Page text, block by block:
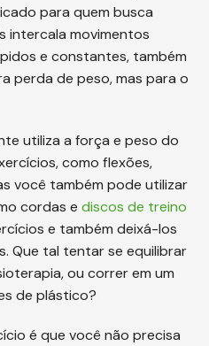
para quem busca
intercala movimentos
e constantes, também
perda de peso, mas para o
utiliza a força e peso do
como flexões,
você também pode utilizar
cordas ediscos de treino
e também deixá-los
Que tal tentar se equilibrar
ou correr em um
de plástico?
é que você não precisa